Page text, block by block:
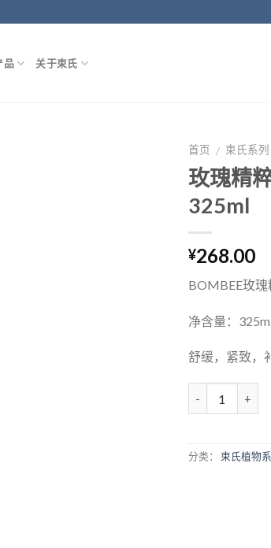
品 关于束氏
首页 / 束氏系列
玫瑰精
325ml
¥268.00
BOMBEE玫
净含量：
舒缓，紧致，
分类： 束氏植物